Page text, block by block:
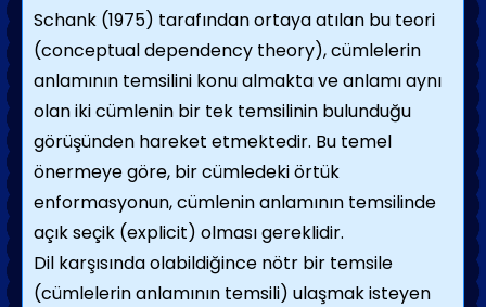
Schank (1975) tarafından ortaya atılan bu teori
(conceptual dependency theory), cümlelerin
anlamının temsilini konu almakta ve anlamı aynı
olan iki cümlenin bir tek temsilinin bulunduğu
görüşünden hareket etmektedir. Bu temel
önermeye göre, bir cümledeki örtük
enformasyonun, cümlenin anlamının temsilinde
açık seçik (explicit) olması gereklidir.
Dil karşısında olabildiğince nötr bir temsile
(cümlelerin anlamının temsili) ulaşmak isteyen